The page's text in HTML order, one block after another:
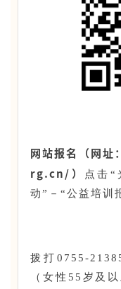
网站报名（网址：
rg.cn/）
点击“
动”－“公益培训
拨打0755-
（女性55岁及